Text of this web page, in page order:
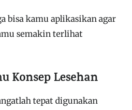
bisa kamu aplikasikan agar
semakin terlihat
Konsep Lesehan
tepat digunakan